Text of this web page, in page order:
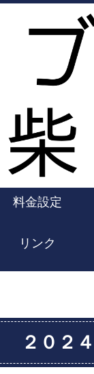
料金設定
リンク
２０２